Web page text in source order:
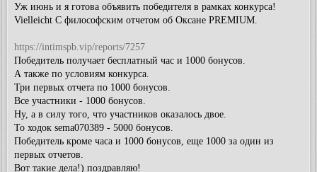
Уж июнь и я готова объявить победителя в рамках конкурса!
Vielleicht С философским отчетом об Оксане PREMIUM.
https://intimspb.vip/reports/7257
Победитель получает бесплатный час и 1000 бонусов.
А также по условиям конкурса.
Три первых отчета по 1000 бонусов.
Все участники - 1000 бонусов.
Ну, а в силу того, что участников оказалось двое.
То ходок sema070389 - 5000 бонусов.
Победитель кроме часа и 1000 бонусов, еще 1000 за один из
первых отчетов.
Вот такие дела!) поздравляю!